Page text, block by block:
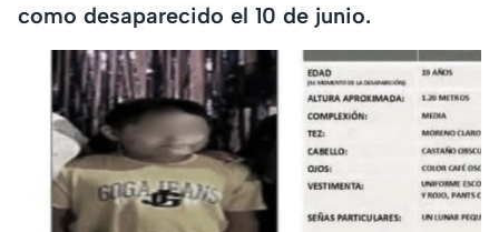
como desaparecido el 10 de junio.